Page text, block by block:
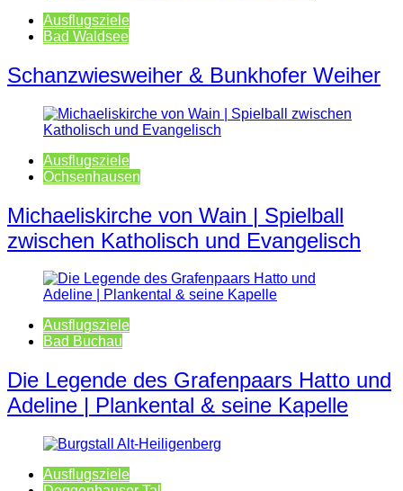
Ausflugsziele
Bad Waldsee
Schanzwiesweiher & Bunkhofer Weiher
Ausflugsziele
Ochsenhausen
Michaeliskirche von Wain | Spielball
zwischen Katholisch und Evangelisch
Ausflugsziele
Bad Buchau
Die Legende des Grafenpaars Hatto und
Adeline | Plankental & seine Kapelle
Ausflugsziele